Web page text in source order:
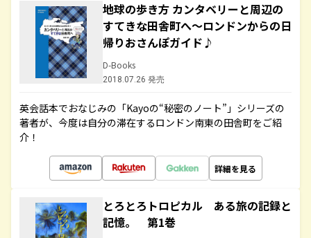
地球の歩き方 カンタベリーと周辺の
すてきな田舎町へ～ロンドンからの日
帰りおさんぽガイド♪
D-Books
2018.07.26 発売
英会話本でおなじみの「Kayoの“秘密のノート”」シリーズの
著者が、今度は自分の滞在するロンドン南東の田舎町をご紹
介！
詳細を見る
とろとろトロピカル ある旅の記録と
記憶。 第1巻